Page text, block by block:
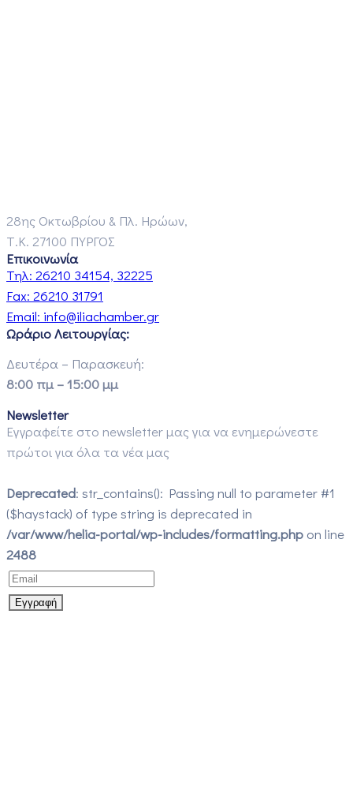
28ης Οκτωβρίου & Πλ. Ηρώων,
Τ.Κ. 27100 ΠΥΡΓΟΣ
Επικοινωνία
Τηλ: 26210 34154, 32225
Fax: 26210 31791
Email: info@iliachamber.gr
Ωράριο Λειτουργίας:
Δευτέρα – Παρασκευή:
8:00 πμ – 15:00 μμ
Newsletter
Εγγραφείτε στο newsletter μας για να ενημερώνεστε
πρώτοι για όλα τα νέα μας
Deprecated: str_contains(): Passing null to parameter #1
($haystack) of type string is deprecated in
/var/www/helia-portal/wp-includes/formatting.php on line
2488